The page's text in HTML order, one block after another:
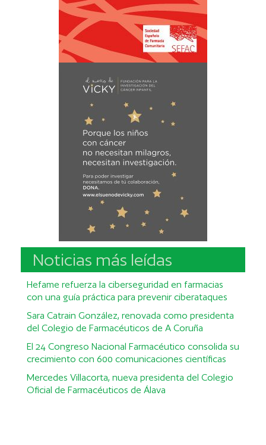
Noticias más leídas
Hefame refuerza la ciberseguridad en farmacias
con una guía práctica para prevenir ciberataques
Sara Catrain González, renovada como presidenta
del Colegio de Farmacéuticos de A Coruña
El 24 Congreso Nacional Farmacéutico consolida su
crecimiento con 600 comunicaciones científicas
Mercedes Villacorta, nueva presidenta del Colegio
Oficial de Farmacéuticos de Álava